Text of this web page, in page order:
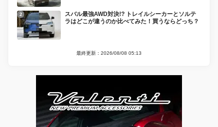
スバル最強AWD対決!? トレイルシーカーとソルテ
ラはどこが違うのか比べてみた！買うならどっち？
最終更新：2026/08/08 05:13